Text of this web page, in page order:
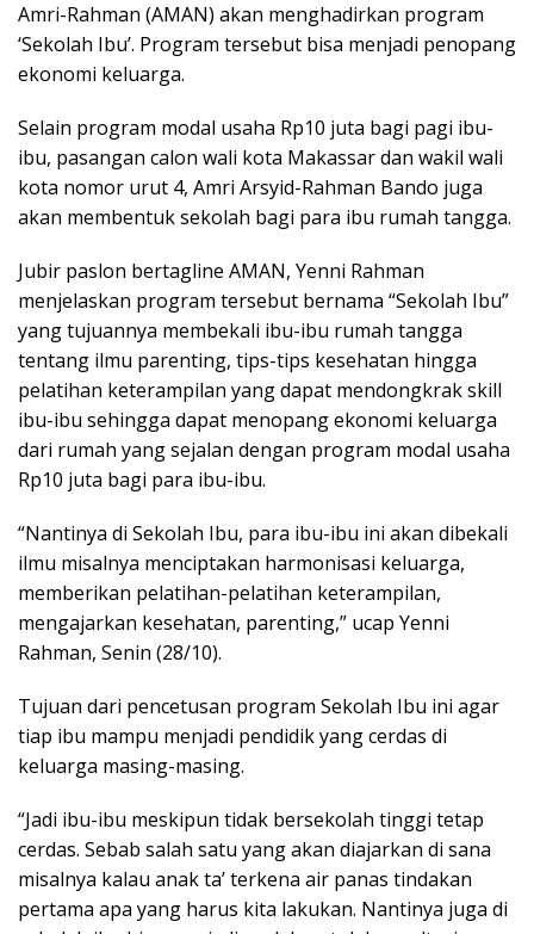
Amri-Rahman (AMAN) akan menghadirkan program
‘Sekolah Ibu’. Program tersebut bisa menjadi penopang
ekonomi keluarga.
Selain program modal usaha Rp10 juta bagi pagi ibu-
ibu, pasangan calon wali kota Makassar dan wakil wali
kota nomor urut 4, Amri Arsyid-Rahman Bando juga
akan membentuk sekolah bagi para ibu rumah tangga.
Jubir paslon bertagline AMAN, Yenni Rahman
menjelaskan program tersebut bernama “Sekolah Ibu”
yang tujuannya membekali ibu-ibu rumah tangga
tentang ilmu parenting, tips-tips kesehatan hingga
pelatihan keterampilan yang dapat mendongkrak skill
ibu-ibu sehingga dapat menopang ekonomi keluarga
dari rumah yang sejalan dengan program modal usaha
Rp10 juta bagi para ibu-ibu.
“Nantinya di Sekolah Ibu, para ibu-ibu ini akan dibekali
ilmu misalnya menciptakan harmonisasi keluarga,
memberikan pelatihan-pelatihan keterampilan,
mengajarkan kesehatan, parenting,” ucap Yenni
Rahman, Senin (28/10).
Tujuan dari pencetusan program Sekolah Ibu ini agar
tiap ibu mampu menjadi pendidik yang cerdas di
keluarga masing-masing.
“Jadi ibu-ibu meskipun tidak bersekolah tinggi tetap
cerdas. Sebab salah satu yang akan diajarkan di sana
misalnya kalau anak ta’ terkena air panas tindakan
pertama apa yang harus kita lakukan. Nantinya juga di